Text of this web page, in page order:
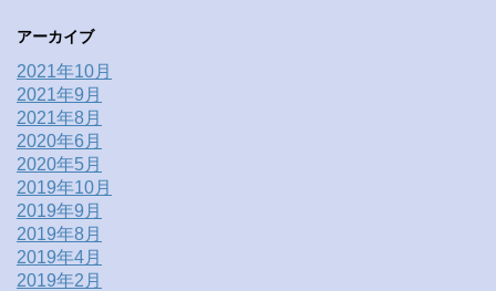
アーカイブ
2021年10月
2021年9月
2021年8月
2020年6月
2020年5月
2019年10月
2019年9月
2019年8月
2019年4月
2019年2月